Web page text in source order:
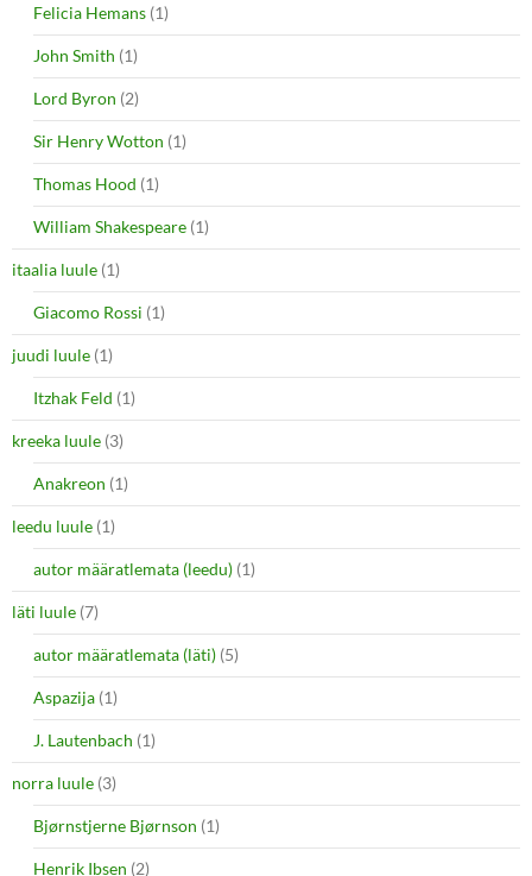
Felicia Hemans (1)
John Smith (1)
Lord Byron (2)
Sir Henry Wotton (1)
Thomas Hood (1)
William Shakespeare (1)
itaalia luule (1)
Giacomo Rossi (1)
juudi luule (1)
Itzhak Feld (1)
kreeka luule (3)
Anakreon (1)
leedu luule (1)
autor määratlemata (leedu) (1)
läti luule (7)
autor määratlemata (läti) (5)
Aspazija (1)
J. Lautenbach (1)
norra luule (3)
Bjørnstjerne Bjørnson (1)
Henrik Ibsen (2)